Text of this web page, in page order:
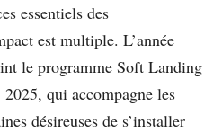
essentiels des
est multiple. L’année
le programme Soft Landing
qui accompagne les
désireuses de s’installer